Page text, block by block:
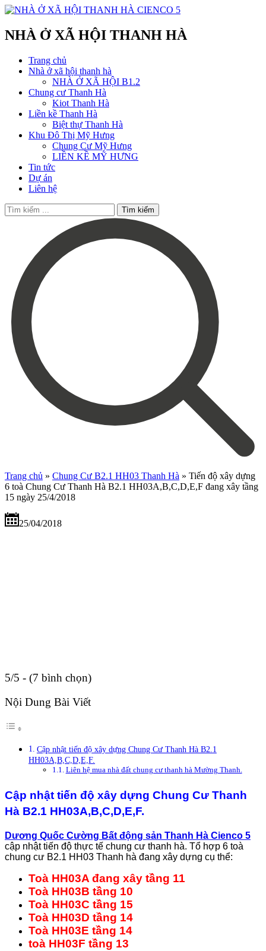
NHÀ Ở XÃ HỘI THANH HÀ
Trang chủ
Nhà ở xã hội thanh hà
NHÀ Ở XÃ HỘI B1.2
Chung cư Thanh Hà
Kiot Thanh Hà
Liền kề Thanh Hà
Biệt thự Thanh Hà
Khu Đô Thị Mỹ Hưng
Chung Cư Mỹ Hưng
LIỀN KỀ MỸ HƯNG
Tin tức
Dự án
Liên hệ
Trang chủ » Chung Cư B2.1 HH03 Thanh Hà » Tiến độ xây dựng
6 toà Chung Cư Thanh Hà B2.1 HH03A,B,C,D,E,F đang xây tầng
15 ngày 25/4/2018
25/04/2018
5/5 - (7 bình chọn)
Nội Dung Bài Viết
Cập nhật tiến độ xây dựng Chung Cư Thanh Hà B2.1
HH03A,B,C,D,E,F.
Liên hệ mua nhà đất chung cư thanh hà Mường Thanh.
Cập nhật tiến độ xây dựng Chung Cư Thanh
Hà B2.1 HH03A,B,C,D,E,F.
Dương Quốc Cường Bất động sản Thanh Hà Cienco 5
cập nhật tiến độ thực tế chung cư thanh hà. Tổ hợp 6 toà
chung cư B2.1 HH03 Thanh hà đang xây dựng cụ thể:
Toà HH03A đang xây tầng 11
Toà HH03B tầng 10
Toà HH03C tầng 15
Toà HH03D tầng 14
Toà HH03E tầng 14
toà HH03F tầng 13